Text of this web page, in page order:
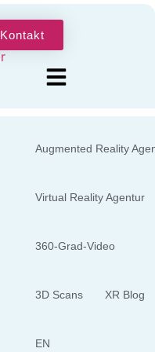
Kontakt
Augmented Reality
Virtual Reality Agentur
360-Grad-Video
3D Scans XR Blog
EN